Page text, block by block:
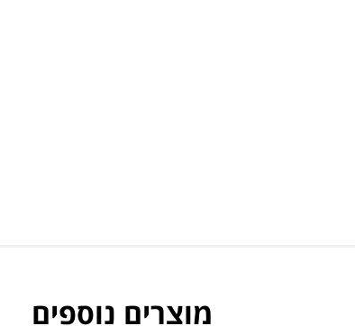
מוצרים נוספים